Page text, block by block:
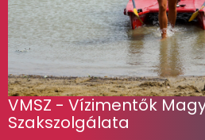
VMSZ - Vízimentők
Szakszolgálata